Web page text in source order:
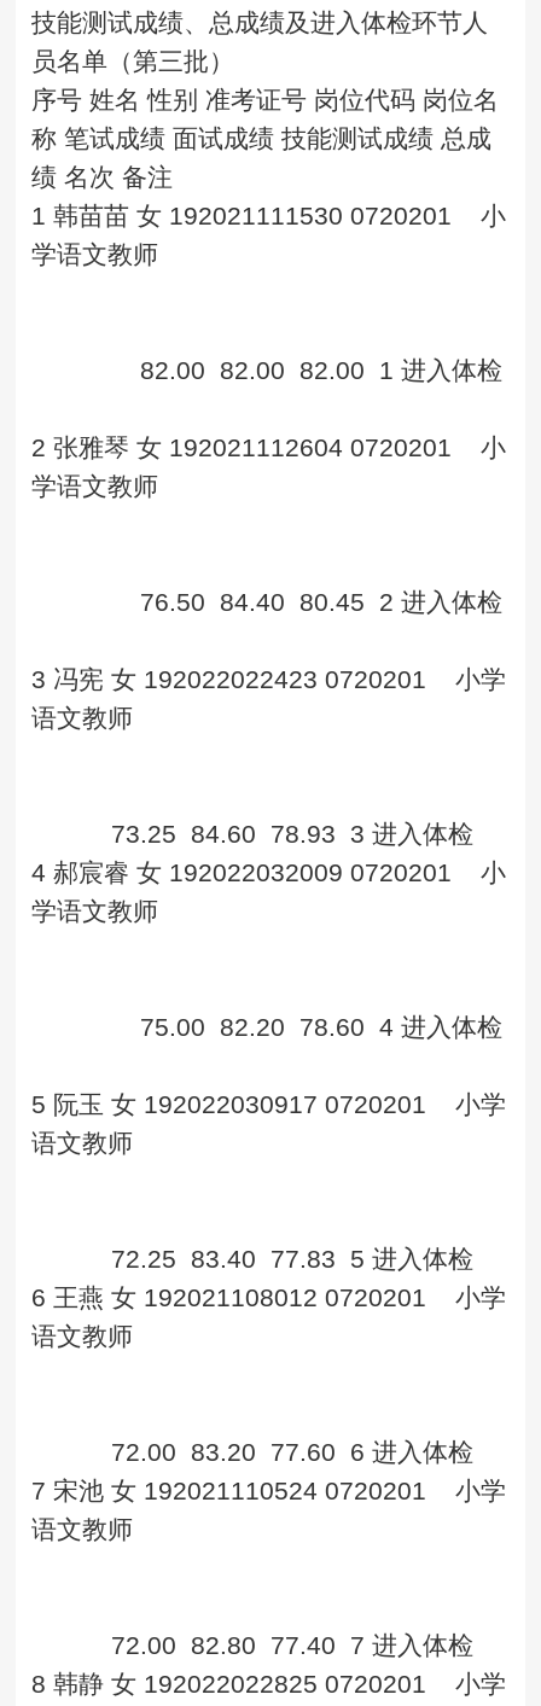
技能测试成绩、总成绩及进入体检环节人
员名单（第三批）
序号 姓名 性别 准考证号 岗位代码 岗位名
称 笔试成绩 面试成绩 技能测试成绩 总成
绩 名次 备注
1 韩苗苗 女 192021111530 0720201
小
学语文教师
82.00 82.00 82.00 1 进入体检
2 张雅琴 女 192021112604 0720201
小
学语文教师
76.50 84.40 80.45 2 进入体检
3 冯宪 女 192022022423 0720201
小学
语文教师
73.25 84.60 78.93 3 进入体检
4 郝宸睿 女 192022032009 0720201
小
学语文教师
75.00 82.20 78.60 4 进入体检
5 阮玉 女 192022030917 0720201
小学
语文教师
72.25 83.40 77.83 5 进入体检
6 王燕 女 192021108012 0720201
小学
语文教师
72.00 83.20 77.60 6 进入体检
7 宋池 女 192021110524 0720201
小学
语文教师
72.00 82.80 77.40 7 进入体检
8 韩静 女 192022022825 0720201
小学